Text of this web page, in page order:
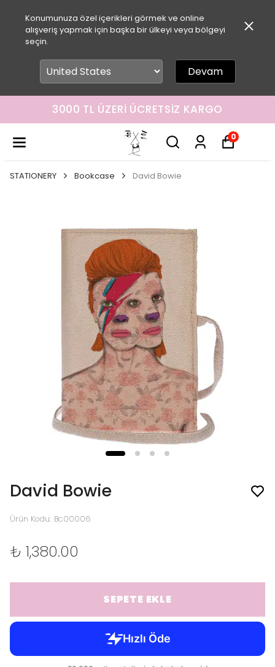
Konumunuza özel içerikleri görmek ve online
alışveriş yapmak için başka bir ülkeyi veya bölgeyi
seçin.
Devam
3000 TL ÜZERI ÜCRETSIZ KARGO
0
STATIONERY Bookcase David Bowie
David Bowie
Ürün Kodu: Bc00006
₺ 1,380.00
SEPETE EKLE